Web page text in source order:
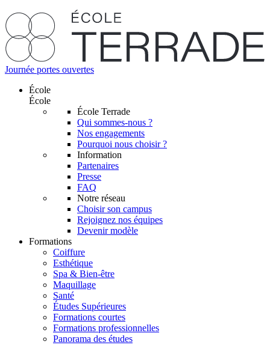
Journée portes ouvertes
École
École
École Terrade
Qui sommes-nous ?
Nos engagements
Pourquoi nous choisir ?
Information
Partenaires
Presse
FAQ
Notre réseau
Choisir son campus
Rejoignez nos équipes
Devenir modèle
Formations
Coiffure
Esthétique
Spa & Bien-être
Maquillage
Santé
Études Supérieures
Formations courtes
Formations professionnelles
Panorama des études